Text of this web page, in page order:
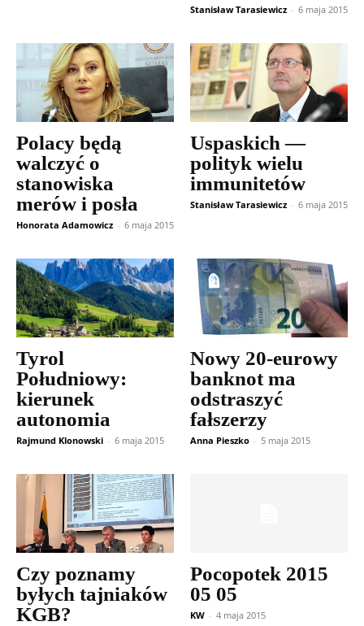
Stanisław Tarasiewicz - 6 maja 2015
Polacy będą
walczyć o
stanowiska
merów i posła
Honorata Adamowicz - 6 maja 2015
Uspaskich —
polityk wielu
immunitetów
Stanisław Tarasiewicz - 6 maja 2015
Tyrol
Południowy:
kierunek
autonomia
Rajmund Klonowski - 6 maja 2015
Nowy 20-eurowy
banknot ma
odstraszyć
fałszerzy
Anna Pieszko - 5 maja 2015
Czy poznamy
byłych tajniaków
KGB?
Pocopotek 2015
05 05
KW - 4 maja 2015